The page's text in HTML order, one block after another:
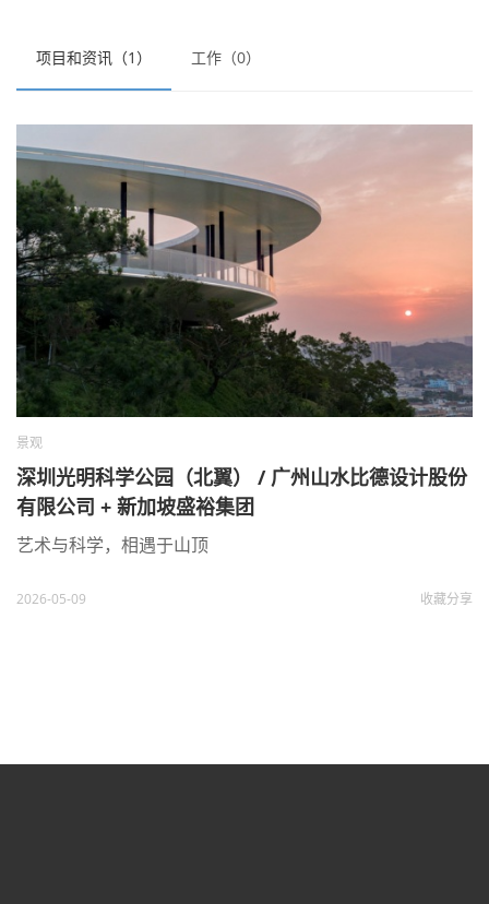
项目和资讯（1） 工作（0）
景观
深圳光明科学公园（北翼） / 广州山水比德设计股份
有限公司 + 新加坡盛裕集团
艺术与科学，相遇于山顶
2026-05-09 收藏分享